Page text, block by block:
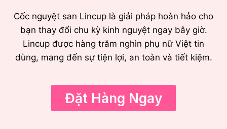
Cốc nguyệt san Lincup là giải pháp hoàn hảo cho
bạn thay đổi chu kỳ kinh nguyệt ngay bây giờ.
Lincup được hàng trăm nghìn phụ nữ Việt tin
dùng, mang đến sự tiện lợi, an toàn và tiết kiệm.
Đặt Hàng Ngay